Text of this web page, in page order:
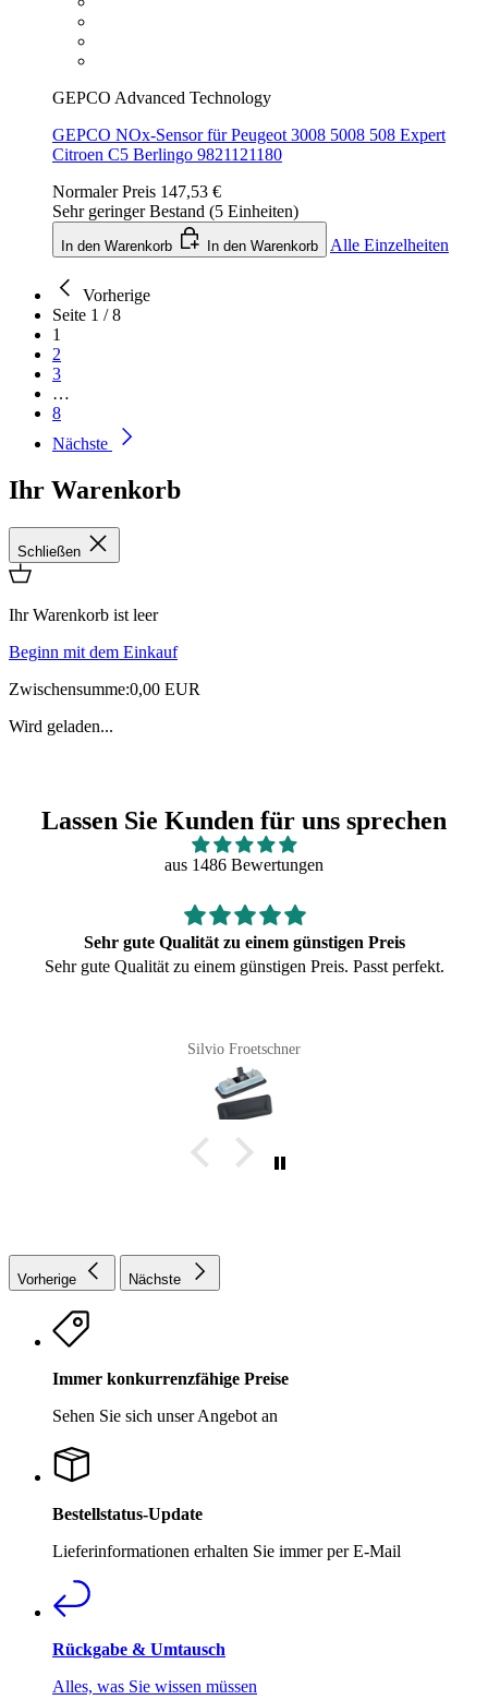
GEPCO Advanced Technology
GEPCO NOx-Sensor für Peugeot 3008 5008 508 Expert
Citroen C5 Berlingo 9821121180
Normaler Preis 147,53 €
Sehr geringer Bestand (5 Einheiten)
In den Warenkorb In den Warenkorb Alle Einzelheiten
Vorherige
Seite 1 / 8
1
2
3
…
8
Nächste
Ihr Warenkorb
Schließen
Ihr Warenkorb ist leer
Beginn mit dem Einkauf
Zwischensumme:0,00 EUR
Wird geladen...
Lassen Sie Kunden für uns sprechen
aus 1486 Bewertungen
Sehr gute Qualität zu einem günstigen Preis
Sehr gute Qualität zu einem günstigen Preis. Passt perfekt.
Silvio Froetschner
Vorherige Nächste
Immer konkurrenzfähige Preise
Sehen Sie sich unser Angebot an
Bestellstatus-Update
Lieferinformationen erhalten Sie immer per E-Mail
Rückgabe & Umtausch
Alles, was Sie wissen müssen